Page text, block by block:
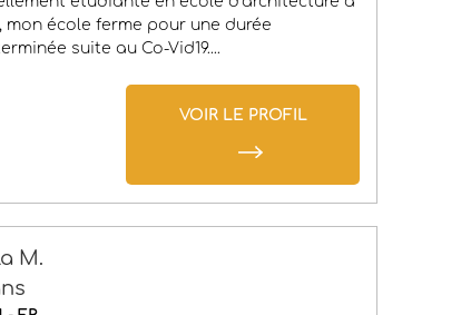
mon école ferme pour une durée
suite au Co-Vid19....
VOIR LE PROFIL
M.